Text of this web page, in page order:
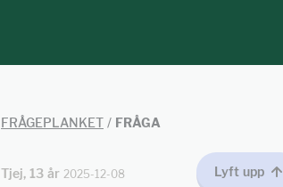
FRÅGEPLANKET / FRÅGA
Tjej, 13 år 2025-12-08 Lyft upp